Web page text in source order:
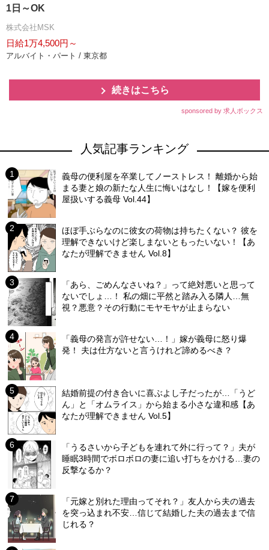
1日～OK
株式会社MSK
日給1万4,500円～
アルバイト・パート / 東京都
続きはこちら
sponsored by 求人ボックス
人気記事ランキング
義母の便利屋を卒業してノーストレス！ 離婚から始
まる妻と娘の新たな人生に悔いはなし！【嫁を便利
屋扱いする義母 Vol.44】
ほぼ手ぶらなのに彼女の荷物は持ちたくない？ 彼を
理解できないけど楽しまないともったいない！【あ
なたが理解できません Vol.8】
「あら、ごめんなさいね？」って絶対悪いと思って
ないでしょ…！ 私の畑に平然と踏み入る隣人…無
視？悪意？その行動にモヤモヤが止まらない
「義母の発言が許せない…！」嫁が義母に怒り爆
発！ 夫は仕方ないと言うけれど諦めるべき？
結婚前提の付き合いに喜ぶよし子だったが…「うど
ん」と「オムライス」から始まる小さな違和感【あ
なたが理解できません Vol.5】
「うるさいから子どもを連れて外に行って？」夫が
睡眠3時間でボロボロの妻に追い打ちをかける…妻の
反撃なるか？
「元嫁と別れた理由ってそれ？」友人から夫の過去
を突っ込まれ不安…信じて結婚した夫の過去まで信
じれる？